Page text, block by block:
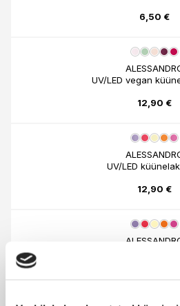
6,50 €
UV/LED vegan
12,90 €
UV/LED
12,90 €